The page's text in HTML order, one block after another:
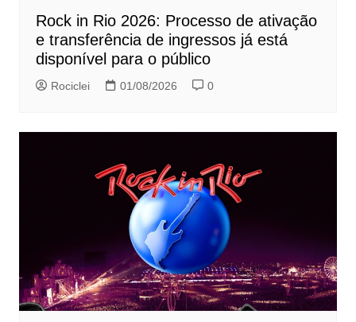
Rock in Rio 2026: Processo de ativação
e transferência de ingressos já está
disponível para o público
Rociclei 01/08/2026 0